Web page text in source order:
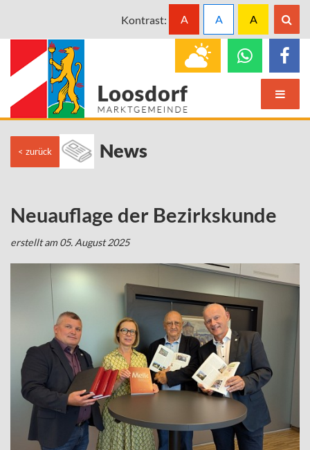
Kontrast: A A A
< zurück News
Neuauflage der Bezirkskunde
erstellt am 05. August 2025